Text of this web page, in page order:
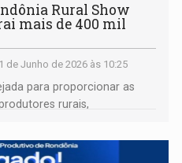
Rural Show
mais de 400 mil
de Junho de 2026 às 10:25
para proporcionar as
rurais,